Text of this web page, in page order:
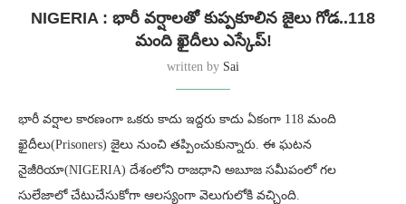
NIGERIA : భారీ వర్షాలతో కుప్పకూలిన జైలు గోడ..118
మంది ఖైదీలు ఎస్కేప్!
written by Sai
భారీ వర్షాల కారణంగా ఒకరు కాదు ఇద్దరు కాదు ఏకంగా 118 మంది
ఖైదీలు(Prisoners) జైలు నుంచి తప్పించుకున్నారు. ఈ ఘటన
నైజీరియా(NIGERIA) దేశంలోని రాజధాని అబూజ సమీపంలో గల
సులేజాలో చేటుచేసుకోగా ఆలస్యంగా వెలుగులోకి వచ్చింది.